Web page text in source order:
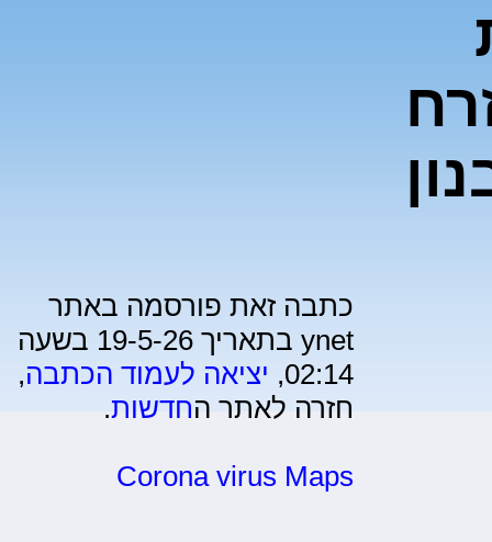
כתבה זאת פורסמה באתר
ynet בתאריך 19-5-26 בשעה
02:14, יציאה לעמוד הכתבה,
חזרה לאתר החדשות.
Corona virus Maps